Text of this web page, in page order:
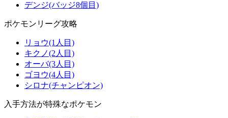
デンジ(バッジ8個目)
ポケモンリーグ攻略
リョウ(1人目)
キクノ(2人目)
オーバ(3人目)
ゴヨウ(4人目)
シロナ(チャンピオン)
入手方法が特殊なポケモン